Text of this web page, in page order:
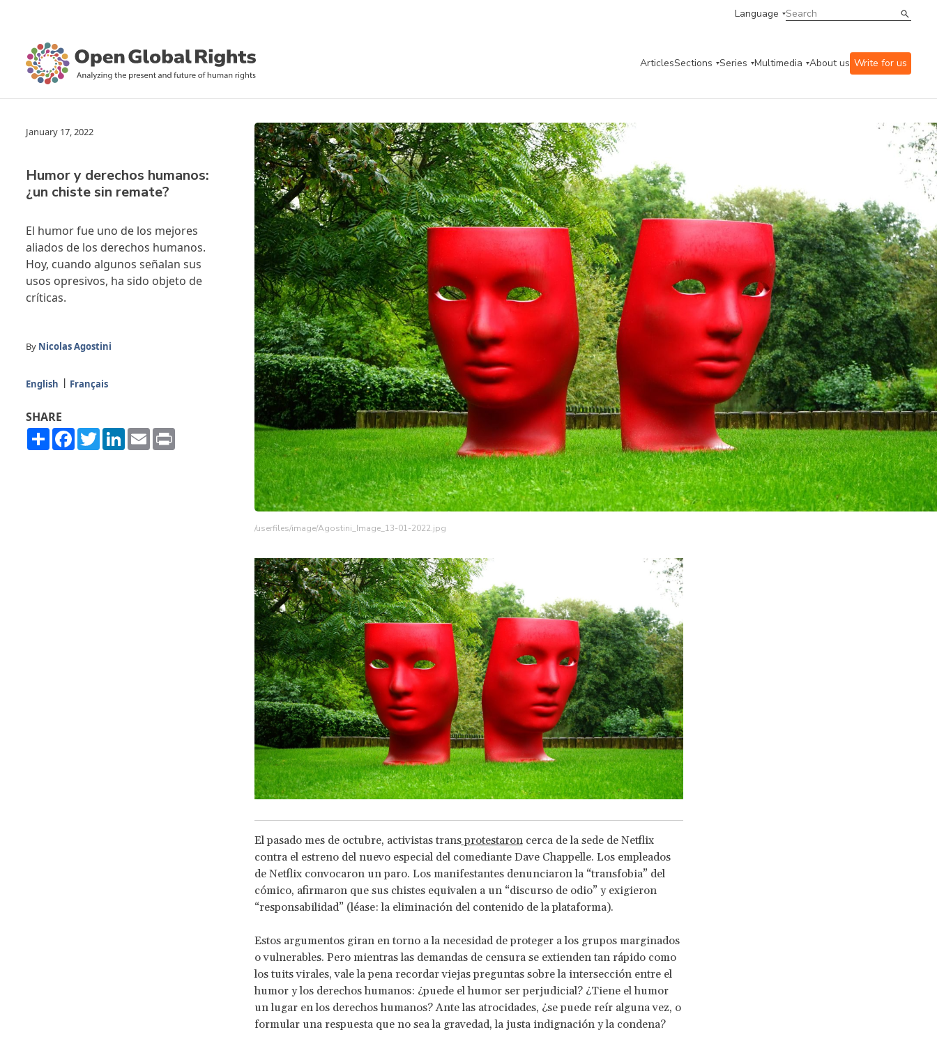
Language
ArticlesSections Series Multimedia About us Write for us
January 17, 2022
Humor y derechos humanos:
¿un chiste sin remate?
/userfiles/image/Agostini_Image_13-01-2022.jpg
El humor fue uno de los mejores
aliados de los derechos humanos.
Hoy, cuando algunos señalan sus
usos opresivos, ha sido objeto de
críticas.
By Nicolas Agostini
English Français
SHARE
ShareFacebook
TwitterLinkedIn
Email
El pasado mes de octubre, activistas transprotestaroncerca de la sede de Netflix
contra el estreno del nuevo especial del comediante Dave Chappelle. Los empleados
de Netflix convocaron un paro. Los manifestantes denunciaron la “transfobia” del
cómico, afirmaron que sus chistes equivalen a un “discurso de odio” y exigieron
“responsabilidad” (léase: la eliminación del contenido de la plataforma).
Estos argumentos giran en torno a la necesidad de proteger a los grupos marginados
o vulnerables. Pero mientras las demandas de censura se extienden tan rápido como
los tuits virales, vale la pena recordar viejas preguntas sobre la intersección entre el
humor y los derechos humanos: ¿puede el humor ser perjudicial? ¿Tiene el humor
un lugar en los derechos humanos? Ante las atrocidades, ¿se puede reír alguna vez, o
formular una respuesta que no sea la gravedad, la justa indignación y la condena?